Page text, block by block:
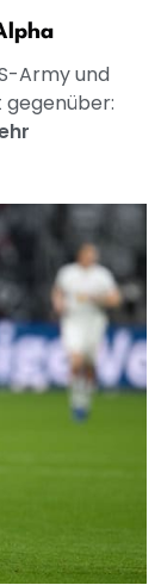
Army und
gegenüber: